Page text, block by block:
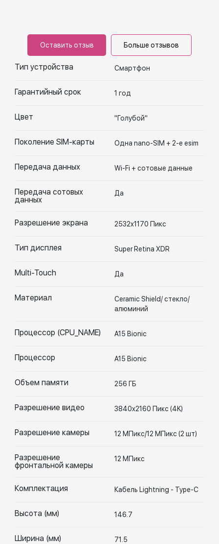
Оставить отзыв Больше отзывов
Тип устройства Смартфон
Гарантийный срок 1 год
Цвет "Голубой"
Поколение SIM-карты Одна nano-SIM + 2-е esim
Передача данных Wi-Fi + сотовые данные
Передача сотовых
данных
Да
Разрешение экрана 2532x1170 Пикс
Тип дисплея Super Retina XDR
Multi-Touch Да
Материал
Ceramic Shield/ стекло/
алюминий
Процессор (CPU_NAME) A15 Bionic
Процессор A15 Bionic
Объем памяти 256 ГБ
Разрешение видео 3840x2160 Пикс (4K)
Разрешение камеры 12 МПикс/12 МПикс (2 шт)
Разрешение
фронтальной камеры
12 МПикс
Комплектация Кабель Lightning - Type-C
Высота (мм) 146.7
Ширина (мм) 71.5